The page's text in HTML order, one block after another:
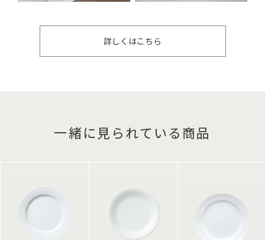
詳しくはこちら
一緒に見られている商品